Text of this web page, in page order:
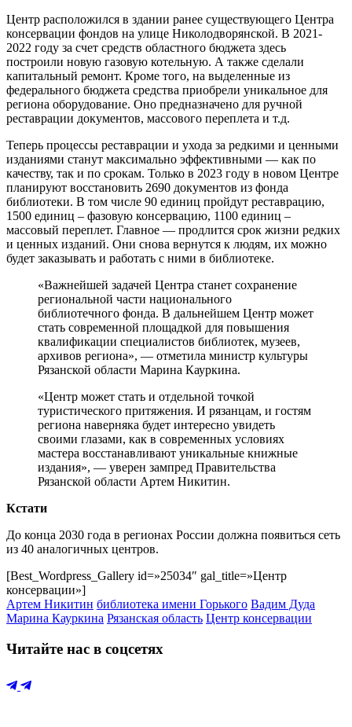
Центр расположился в здании ранее существующего Центра
консервации фондов на улице Николодворянской. В 2021-
2022 году за счет средств областного бюджета здесь
построили новую газовую котельную. А также сделали
капитальный ремонт. Кроме того, на выделенные из
федерального бюджета средства приобрели уникальное для
региона оборудование. Оно предназначено для ручной
реставрации документов, массового переплета и т.д.
Теперь процессы реставрации и ухода за редкими и ценными
изданиями станут максимально эффективными — как по
качеству, так и по срокам. Только в 2023 году в новом Центре
планируют восстановить 2690 документов из фонда
библиотеки. В том числе 90 единиц пройдут реставрацию,
1500 единиц – фазовую консервацию, 1100 единиц –
массовый переплет. Главное — продлится срок жизни редких
и ценных изданий. Они снова вернутся к людям, их можно
будет заказывать и работать с ними в библиотеке.
«Важнейшей задачей Центра станет сохранение
региональной части национального
библиотечного фонда. В дальнейшем Центр может
стать современной площадкой для повышения
квалификации специалистов библиотек, музеев,
архивов региона», — отметила министр культуры
Рязанской области Марина Кауркина.
«Центр может стать и отдельной точкой
туристического притяжения. И рязанцам, и гостям
региона наверняка будет интересно увидеть
своими глазами, как в современных условиях
мастера восстанавливают уникальные книжные
издания», — уверен зампред Правительства
Рязанской области Артем Никитин.
Кстати
До конца 2030 года в регионах России должна появиться сеть
из 40 аналогичных центров.
[Best_Wordpress_Gallery id=»25034″ gal_title=»Центр
консервации»]
Артем Никитин библиотека имени Горького Вадим Дуда
Марина Кауркина Рязанская область Центр консервации
Читайте нас в соцсетях